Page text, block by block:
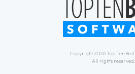
Copyright 2026 Top Ten
All rights reserved.